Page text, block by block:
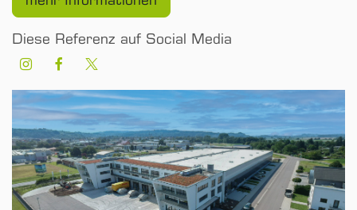
Diese Referenz auf Social Media